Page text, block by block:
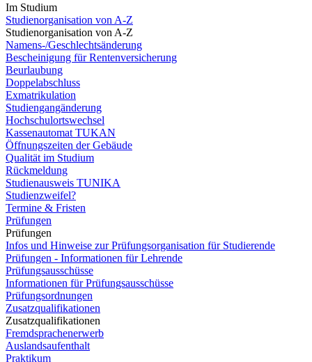
Im Studium
Studienorganisation von A-Z
Studienorganisation von A-Z
Namens-/Geschlechtsänderung
Bescheinigung für Rentenversicherung
Beurlaubung
Doppelabschluss
Exmatrikulation
Studiengangänderung
Hochschulortswechsel
Kassenautomat TUKAN
Öffnungszeiten der Gebäude
Qualität im Studium
Rückmeldung
Studienausweis TUNIKA
Studienzweifel?
Termine & Fristen
Prüfungen
Prüfungen
Infos und Hinweise zur Prüfungsorganisation für Studierende
Prüfungen - Informationen für Lehrende
Prüfungsausschüsse
Informationen für Prüfungsausschüsse
Prüfungsordnungen
Zusatzqualifikationen
Zusatzqualifikationen
Fremdsprachenerwerb
Auslandsaufenthalt
Praktikum